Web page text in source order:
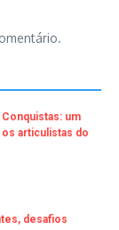
um
articulistas do
desafios